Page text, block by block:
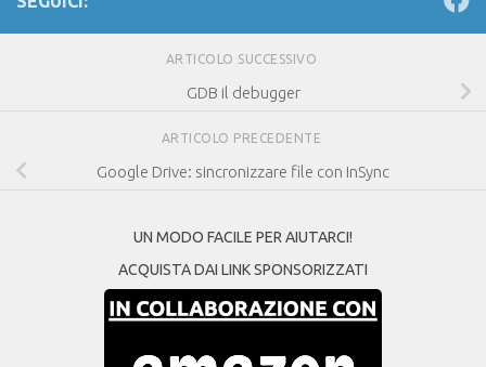
ARTICOLO SUCCESSIVO
GDB il debugger
ARTICOLO PRECEDENTE
Google Drive: sincronizzare file con InSync
UN MODO FACILE PER AIUTARCI!
ACQUISTA DAI LINK SPONSORIZZATI